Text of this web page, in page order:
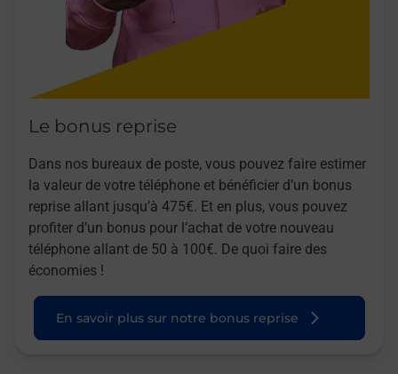
Le bonus reprise
Dans nos bureaux de poste, vous pouvez faire estimer
la valeur de votre téléphone et bénéficier d’un bonus
reprise allant jusqu’à 475€. Et en plus, vous pouvez
profiter d’un bonus pour l’achat de votre nouveau
téléphone allant de 50 à 100€. De quoi faire des
économies !
En savoir plus sur notre bonus reprise